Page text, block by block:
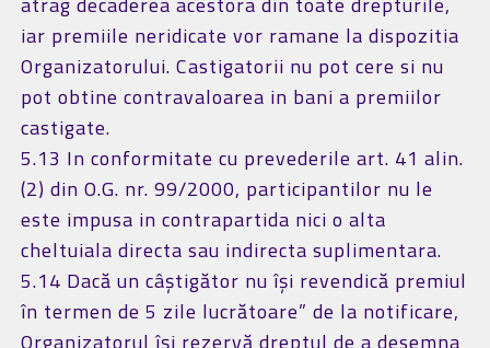
iar premiile neridicate vor ramane la dispozitia
Organizatorului. Castigatorii nu pot cere si nu
pot obtine contravaloarea in bani a premiilor
castigate.
5.13 In conformitate cu prevederile art. 41 alin.
(2) din O.G. nr. 99/2000, participantilor nu le
este impusa in contrapartida nici o alta
cheltuiala directa sau indirecta suplimentara.
5.14 Dacă un câștigător nu își revendică premiul
în termen de 5 zile lucrătoare” de la notificare,
Organizatorul își rezervă dreptul de a desemna